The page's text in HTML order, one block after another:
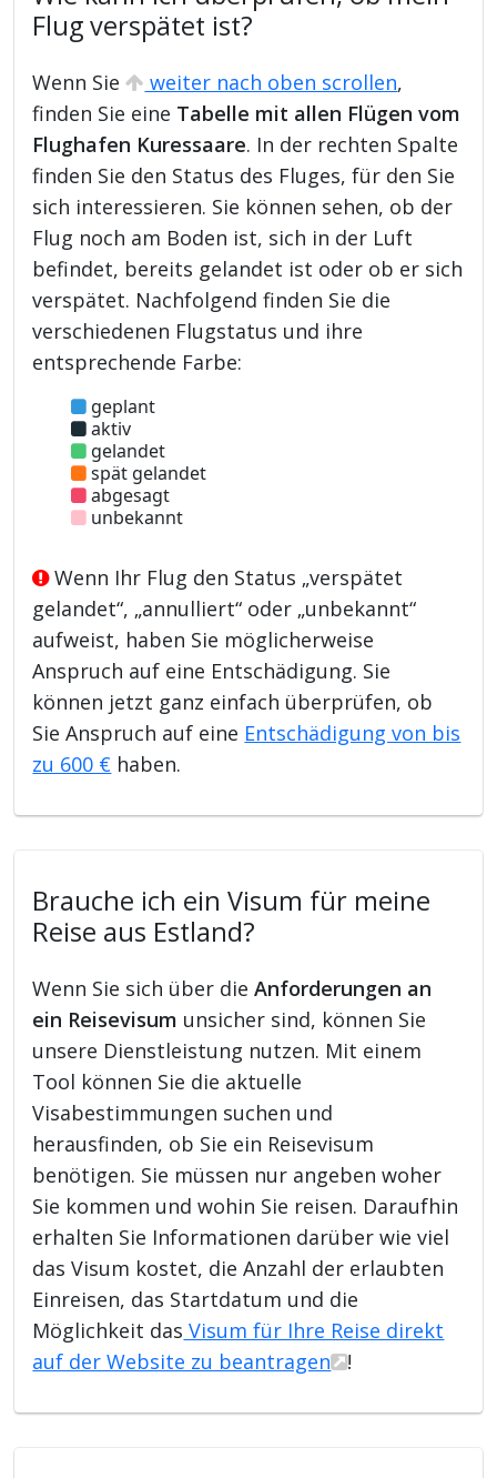
Flug verspätet ist?
Wenn Sie weiter nach oben scrollen,
finden Sie eine Tabelle mit allen Flügen vom
Flughafen Kuressaare. In der rechten Spalte
finden Sie den Status des Fluges, für den Sie
sich interessieren. Sie können sehen, ob der
Flug noch am Boden ist, sich in der Luft
befindet, bereits gelandet ist oder ob er sich
verspätet. Nachfolgend finden Sie die
verschiedenen Flugstatus und ihre
entsprechende Farbe:
geplant
aktiv
gelandet
spät gelandet
abgesagt
unbekannt
Wenn Ihr Flug den Status „verspätet
gelandet“, „annulliert“ oder „unbekannt“
aufweist, haben Sie möglicherweise
Anspruch auf eine Entschädigung. Sie
können jetzt ganz einfach überprüfen, ob
Sie Anspruch auf eine Entschädigung von bis
zu 600 € haben.
Brauche ich ein Visum für meine
Reise aus Estland?
Wenn Sie sich über dieAnforderungen an
ein Reisevisum unsicher sind, können Sie
unsere Dienstleistung nutzen. Mit einem
Tool können Sie die aktuelle
Visabestimmungen suchen und
herausfinden, ob Sie ein Reisevisum
benötigen. Sie müssen nur angeben woher
Sie kommen und wohin Sie reisen. Daraufhin
erhalten Sie Informationen darüber wie viel
das Visum kostet, die Anzahl der erlaubten
Einreisen, das Startdatum und die
Möglichkeit das Visum für Ihre Reise direkt
auf der Website zu beantragen
!